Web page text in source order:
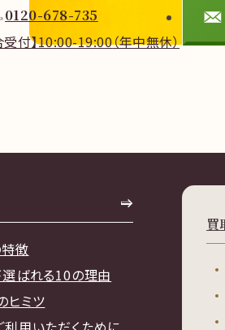
0120-678-735
受付】10:00-19:00（年中無休）
徴
選ばれる10の理由
ヒミツ
買